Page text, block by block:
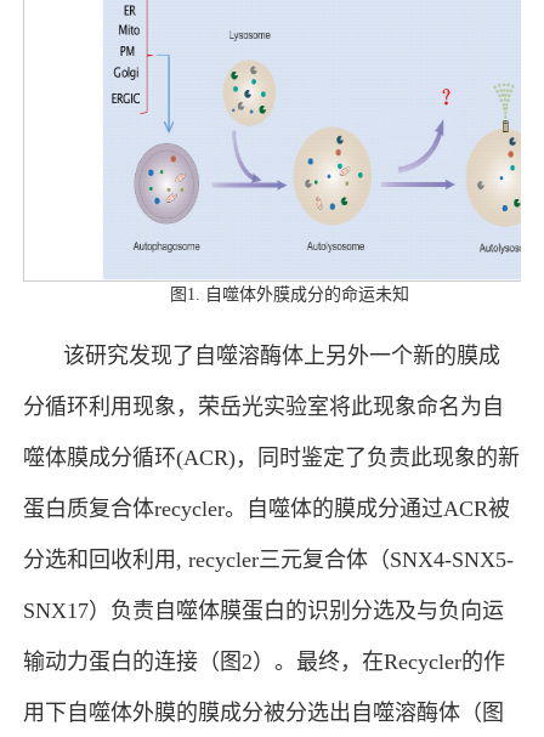
图1. 自噬体外膜成分的命运未知
该研究发现了自噬溶酶体上另外一个新的膜成
分循环利用现象，荣岳光实验室将此现象命名为自
噬体膜成分循环(ACR)，同时鉴定了负责此现象的新
蛋白质复合体recycler。自噬体的膜成分通过ACR被
分选和回收利用, recycler三元复合体（SNX4-SNX5-
SNX17）负责自噬体膜蛋白的识别分选及与负向运
输动力蛋白的连接（图2）。最终，在Recycler的作
用下自噬体外膜的膜成分被分选出自噬溶酶体（图